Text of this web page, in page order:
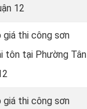
12
giá thi công sơn
tôn tại Phường Tân
giá thi công sơn